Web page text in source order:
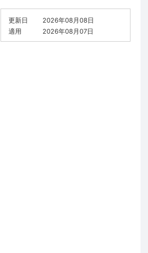
更新日
2026年08月08日
適用
2026年08月07日